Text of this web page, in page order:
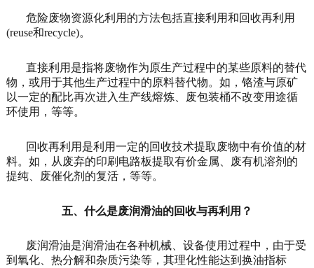
危险废物资源化利用的方法包括直接利用和回收再利用
(reuse和recycle)。
直接利用是指将废物作为原生产过程中的某些原料的替代
物，或用于其他生产过程中的原料替代物。如，铬渣与原矿
以一定的配比再次进入生产线熔炼、废包装桶不改变用途循
环使用，等等。
回收再利用是利用一定的回收技术提取废物中有价值的材
料。如，从废弃的印刷电路板提取有价金属、废有机溶剂的
提纯、废催化剂的复活，等等。
五、什么是废润滑油的回收与再利用？
废润滑油是润滑油在各种机械、设备使用过程中，由于受
到氧化、热分解和杂质污染等，其理化性能达到换油指标